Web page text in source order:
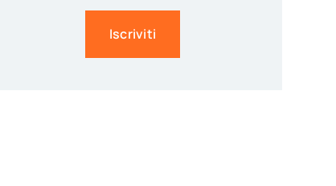
Iscriviti